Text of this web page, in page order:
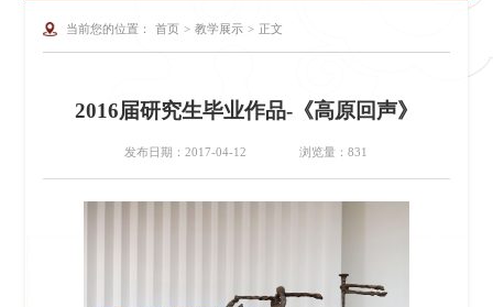
当前您的位置： 首页 > 教学展示 > 正文
2016届研究生毕业作品-《高原回声》
发布日期：2017-04-12 浏览量：831